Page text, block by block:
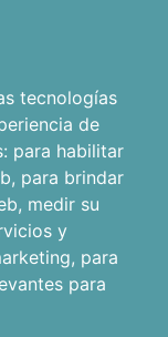
tecnologías
de
para habilitar
, para brindar
, medir su
y
, para
para